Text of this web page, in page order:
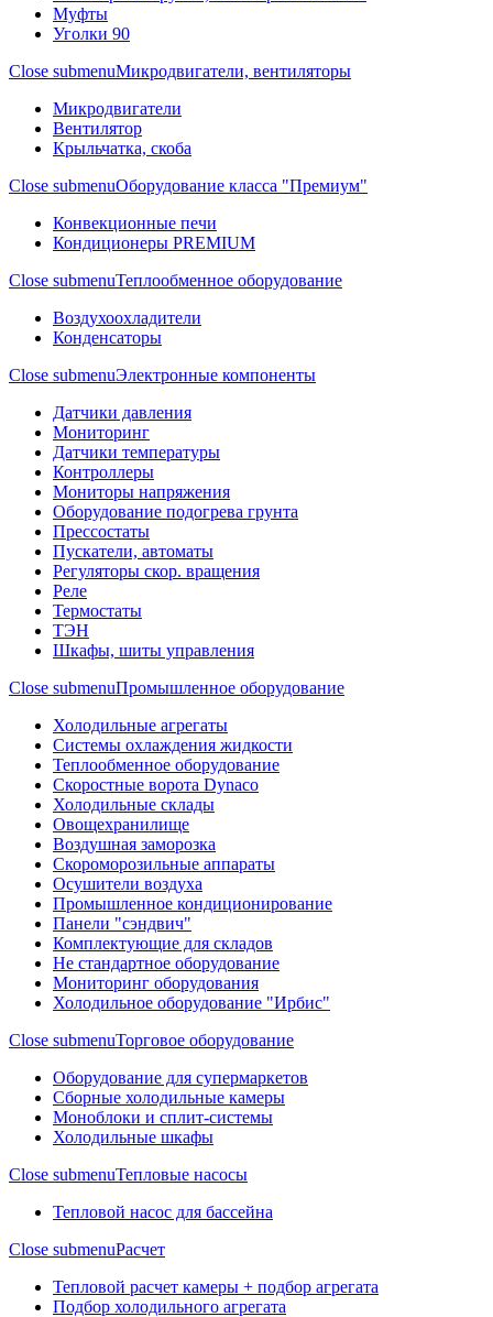
Муфты
Уголки 90
Close submenuМикродвигатели, вентиляторы
Микродвигатели
Вентилятор
Крыльчатка, скоба
Close submenuОборудование класса "Премиум"
Конвекционные печи
Кондиционеры PREMIUM
Close submenuТеплообменное оборудование
Воздухоохладители
Конденсаторы
Close submenuЭлектронные компоненты
Датчики давления
Мониторинг
Датчики температуры
Контроллеры
Мониторы напряжения
Оборудование подогрева грунта
Прессостаты
Пускатели, автоматы
Регуляторы скор. вращения
Реле
Термостаты
ТЭН
Шкафы, шиты управления
Close submenuПромышленное оборудование
Холодильные агрегаты
Системы охлаждения жидкости
Теплообменное оборудование
Скоростные ворота Dynaco
Холодильные склады
Овощехранилище
Воздушная заморозка
Скороморозильные аппараты
Осушители воздуха
Промышленное кондиционирование
Панели "сэндвич"
Комплектующие для складов
Не стандартное оборудование
Мониторинг оборудования
Холодильное оборудование "Ирбис"
Close submenuТорговое оборудование
Оборудование для супермаркетов
Сборные холодильные камеры
Моноблоки и сплит-системы
Холодильные шкафы
Close submenuТепловые насосы
Тепловой насос для бассейна
Close submenuРасчет
Тепловой расчет камеры + подбор агрегата
Подбор холодильного агрегата